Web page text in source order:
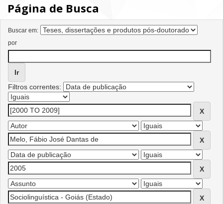
Página de Busca
Buscar em:
por
Filtros correntes: